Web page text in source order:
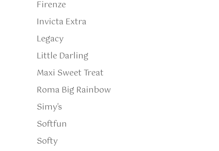
Firenze
Invicta Extra
Legacy
Little Darling
Maxi Sweet Treat
Roma Big Rainbow
Simy's
Softfun
Softy